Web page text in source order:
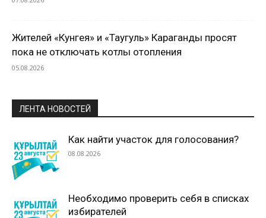
Жителей «Кунгея» и «Таугуль» Караганды просят
пока не отключать котлы отопления
05.08.2026
ЛЕНТА НОВОСТЕЙ
Как найти участок для голосования?
08.08.2026
Необходимо проверить себя в списках
избирателей